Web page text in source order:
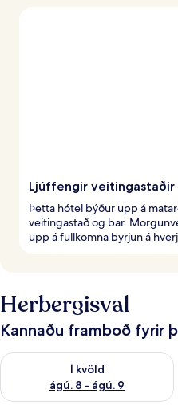
Ljúffengir veitingastaðir
Þetta hótel býður upp á
veitingastað og bar.
upp á fullkomna byrjun á
Herbergisval
Kannaðu framboð fyrir
Í kvöld
ágú. 8 - ágú. 9
Athuga framboð í kvöld ágú. 8